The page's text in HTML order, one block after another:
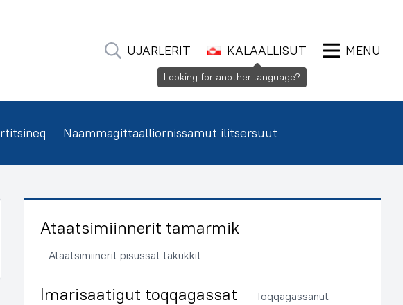
UJARLERIT KALAALLISUT MENU
Naammagittaalliornissamut ilitsersuut
Ataatsimiinnerit tamarmik
Ataatsimiinerit pisussat takukkit
Imarisaatigut toqqagassat
Toqqagassanut
Looking for another language?